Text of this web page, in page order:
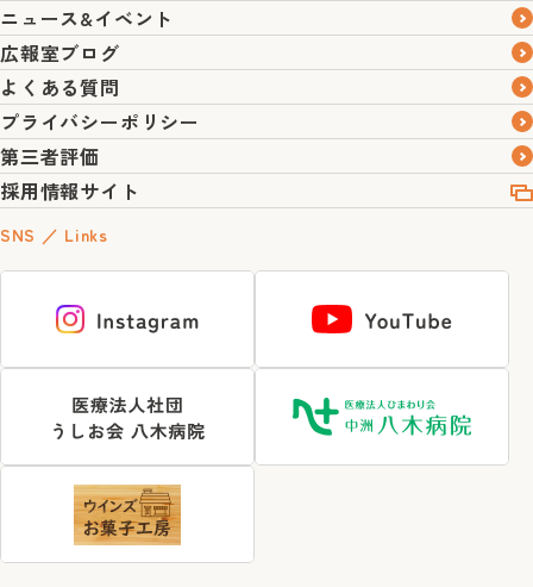
ニュース&イベント
広報室ブログ
よくある質問
プライバシーポリシー
第三者評価
採用情報サイト
SNS ／ Links